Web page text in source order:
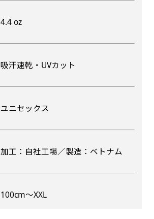
4.4 oz
吸汗速乾・UVカット
ユニセックス
加工：自社工場／製造：ベトナム
100cm〜XXL